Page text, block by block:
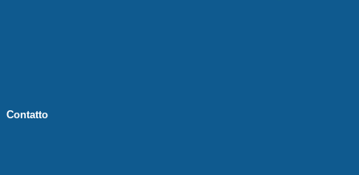
Contatto